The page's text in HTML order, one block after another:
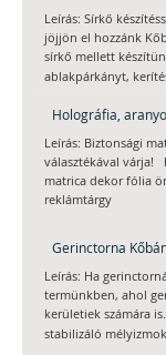
Leírás: Sírkő
jöjjön el hozzánk
sírkő mellett
ablakpárkányt,
Holográfia,
Leírás: Biztonsági
választékával várja!
matrica dekor fólia
reklámtárgy
Gerinctorna
Leírás: Ha
termünkben, ahol
kerületiek számára
stabilizáló